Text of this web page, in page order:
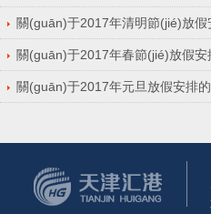
關(guān)于2017年清明節(jié)放假
關(guān)于2017年春節(jié)放假安
關(guān)于2017年元旦放假安排